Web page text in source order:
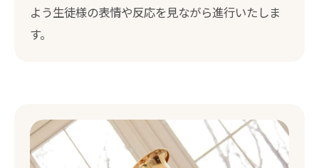
よう生徒様の表情や反応を見ながら進行いたしま
す。